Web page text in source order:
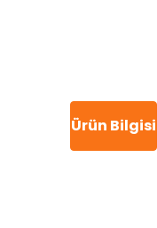
Ürün Bilgisi